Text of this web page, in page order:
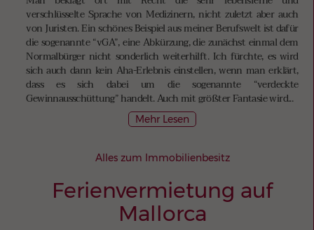
verschlüsselte Sprache von Medizinern, nicht zuletzt aber auch
von Juristen. Ein schönes Beispiel aus meiner Berufswelt ist dafür
die sogenannte “vGA”, eine Abkürzung, die zunächst einmal dem
Normalbürger nicht sonderlich weiterhilft. Ich fürchte, es wird
sich auch dann kein Aha-Erlebnis einstellen, wenn man erklärt,
dass es sich dabei um die sogenannte “verdeckte
Gewinnausschüttung” handelt. Auch mit größter Fantasie wird...
Mehr Lesen
Alles zum Immobilienbesitz
Ferienvermietung auf
Mallorca